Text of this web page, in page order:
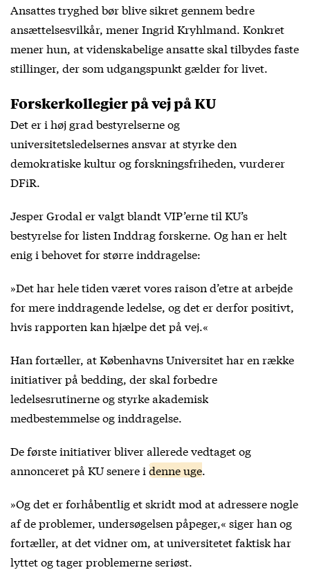
Ansattes tryghed bør blive sikret gennem bedre
ansættelsesvilkår, mener Ingrid Kryhlmand. Konkret
mener hun, at videnskabelige ansatte skal tilbydes faste
stillinger, der som udgangspunkt gælder for livet.
Forskerkollegier på vej på KU
Det er i høj grad bestyrelserne og
universitetsledelsernes ansvar at styrke den
demokratiske kultur og forskningsfriheden, vurderer
DFiR.
Jesper Grodal er valgt blandt VIP’erne til KU’s
bestyrelse for listen Inddrag forskerne. Og han er helt
enig i behovet for større inddragelse:
»Det har hele tiden været vores raison d’etre at arbejde
for mere inddragende ledelse, og det er derfor positivt,
hvis rapporten kan hjælpe det på vej.«
Han fortæller, at Københavns Universitet har en række
initiativer på bedding, der skal forbedre
ledelsesrutinerne og styrke akademisk
medbestemmelse og inddragelse.
De første initiativer bliver allerede vedtaget og
annonceret på KU senere i denne uge.
»Og det er forhåbentlig et skridt mod at adressere nogle
af de problemer, undersøgelsen påpeger,« siger han og
fortæller, at det vidner om, at universitetet faktisk har
lyttet og tager problemerne seriøst.